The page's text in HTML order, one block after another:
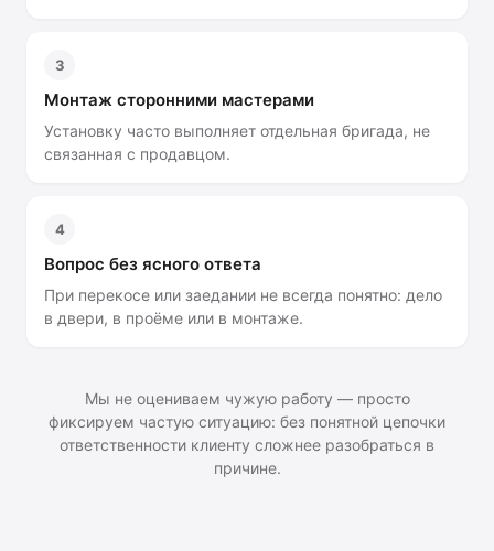
3
Монтаж сторонними мастерами
Установку часто выполняет отдельная бригада, не
связанная с продавцом.
4
Вопрос без ясного ответа
При перекосе или заедании не всегда понятно: дело
в двери, в проёме или в монтаже.
Мы не оцениваем чужую работу — просто
фиксируем частую ситуацию: без понятной цепочки
ответственности клиенту сложнее разобраться в
причине.